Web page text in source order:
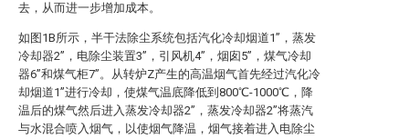
去，从而进一步增加成本。
如图1B所示，半干法除尘系统包括汽化冷却烟道1”，蒸发
冷却器2”，电除尘装置3”，引风机4”，烟囱5”，煤气冷却
器6”和煤气柜7”。从转炉Z产生的高温烟气首先经过汽化冷
却烟道1”进行冷却，使煤气温底降低到800℃-1000℃，降
温后的煤气然后进入蒸发冷却器2”，蒸发冷却器2”将蒸汽
与水混合喷入烟气，以使烟气降温，烟气接着进入电除尘